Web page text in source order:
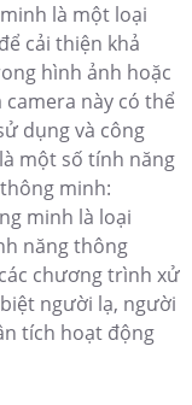
là một loại
cải thiện khả
hình ảnh hoặc
này có thể
dụng và công
một số tính năng
minh:
minh là loại
năng thông
chương trình xử
người lạ, người
tích hoạt động